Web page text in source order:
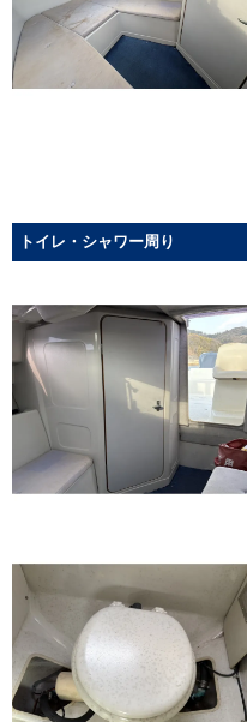
トイレ・シャワー周り